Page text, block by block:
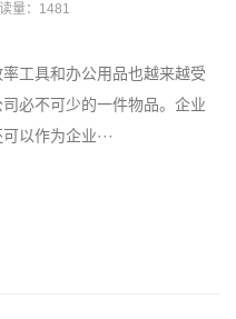
量：1481
工具和办公用品也越来越受
必不可少的一件物品。企业
以作为企业···